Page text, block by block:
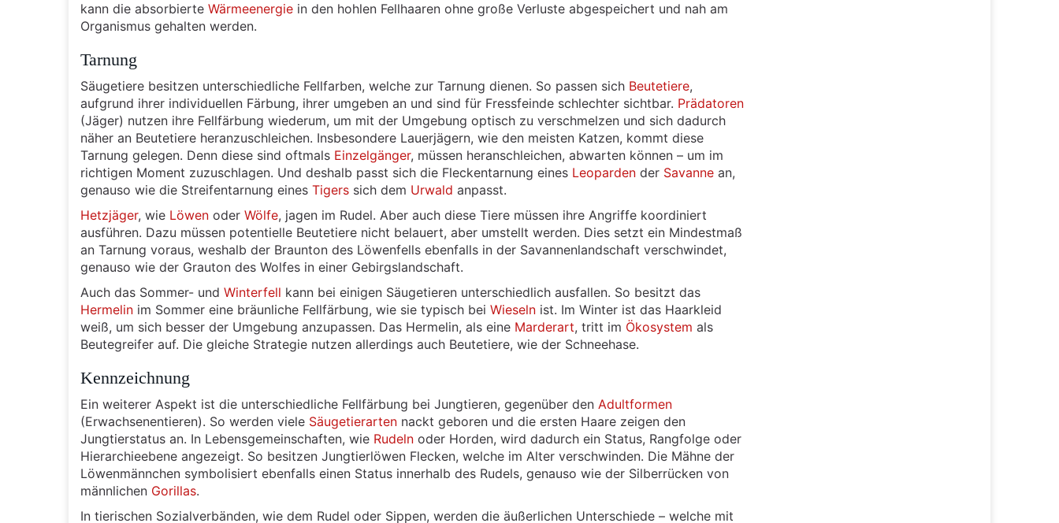
kann die absorbierte Wärmeenergie in den hohlen Fellhaaren ohne große Verluste abgespeichert und nah am
Organismus gehalten werden.
Tarnung
Säugetiere besitzen unterschiedliche Fellfarben, welche zur Tarnung dienen. So passen sich Beutetiere,
aufgrund ihrer individuellen Färbung, ihrer umgeben an und sind für Fressfeinde schlechter sichtbar. Prädatoren
(Jäger) nutzen ihre Fellfärbung wiederum, um mit der Umgebung optisch zu verschmelzen und sich dadurch
näher an Beutetiere heranzuschleichen. Insbesondere Lauerjägern, wie den meisten Katzen, kommt diese
Tarnung gelegen. Denn diese sind oftmals Einzelgänger, müssen heranschleichen, abwarten können – um im
richtigen Moment zuzuschlagen. Und deshalb passt sich die Fleckentarnung eines Leoparden der Savanne an,
genauso wie die Streifentarnung eines Tigers sich dem Urwald anpasst.
Hetzjäger, wie Löwen oder Wölfe, jagen im Rudel. Aber auch diese Tiere müssen ihre Angriffe koordiniert
ausführen. Dazu müssen potentielle Beutetiere nicht belauert, aber umstellt werden. Dies setzt ein Mindestmaß
an Tarnung voraus, weshalb der Braunton des Löwenfells ebenfalls in der Savannenlandschaft verschwindet,
genauso wie der Grauton des Wolfes in einer Gebirgslandschaft.
Auch das Sommer- und Winterfell kann bei einigen Säugetieren unterschiedlich ausfallen. So besitzt das
Hermelin im Sommer eine bräunliche Fellfärbung, wie sie typisch bei Wieseln ist. Im Winter ist das Haarkleid
weiß, um sich besser der Umgebung anzupassen. Das Hermelin, als eine Marderart, tritt im Ökosystem als
Beutegreifer auf. Die gleiche Strategie nutzen allerdings auch Beutetiere, wie der Schneehase.
Kennzeichnung
Ein weiterer Aspekt ist die unterschiedliche Fellfärbung bei Jungtieren, gegenüber den Adultformen
(Erwachsenentieren). So werden viele Säugetierarten nackt geboren und die ersten Haare zeigen den
Jungtierstatus an. In Lebensgemeinschaften, wie Rudeln oder Horden, wird dadurch ein Status, Rangfolge oder
Hierarchieebene angezeigt. So besitzen Jungtierlöwen Flecken, welche im Alter verschwinden. Die Mähne der
Löwenmännchen symbolisiert ebenfalls einen Status innerhalb des Rudels, genauso wie der Silberrücken von
männlichen Gorillas.
In tierischen Sozialverbänden, wie dem Rudel oder Sippen, werden die äußerlichen Unterschiede – welche mit